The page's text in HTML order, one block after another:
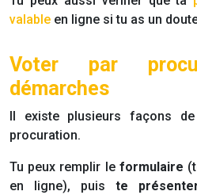
valable en ligne si tu as un
Voter par
démarches
Il existe plusieurs façons
procuration.
Tu peux remplir le formulaire
en ligne), puis te